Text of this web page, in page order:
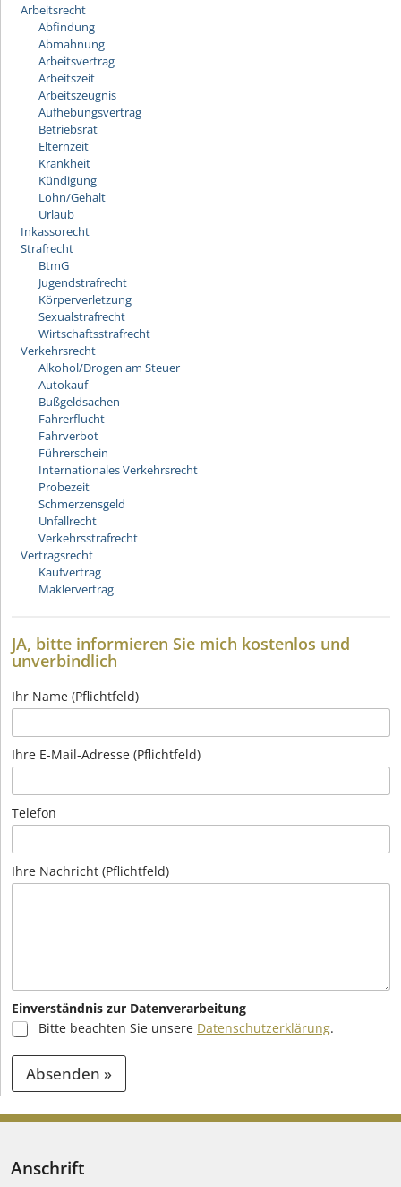
Arbeitsrecht
Abfindung
Abmahnung
Arbeitsvertrag
Arbeitszeit
Arbeitszeugnis
Aufhebungsvertrag
Betriebsrat
Elternzeit
Krankheit
Kündigung
Lohn/Gehalt
Urlaub
Inkassorecht
Strafrecht
BtmG
Jugendstrafrecht
Körperverletzung
Sexualstrafrecht
Wirtschaftsstrafrecht
Verkehrsrecht
Alkohol/Drogen am Steuer
Autokauf
Bußgeldsachen
Fahrerflucht
Fahrverbot
Führerschein
Internationales Verkehrsrecht
Probezeit
Schmerzensgeld
Unfallrecht
Verkehrsstrafrecht
Vertragsrecht
Kaufvertrag
Maklervertrag
JA, bitte informieren Sie mich kostenlos und
unverbindlich
Ihr Name (Pflichtfeld)
Ihre E-Mail-Adresse (Pflichtfeld)
Telefon
Ihre Nachricht (Pflichtfeld)
Einverständnis zur Datenverarbeitung
Bitte beachten Sie unsere Datenschutzerklärung.
Absenden »
t
Anschrift